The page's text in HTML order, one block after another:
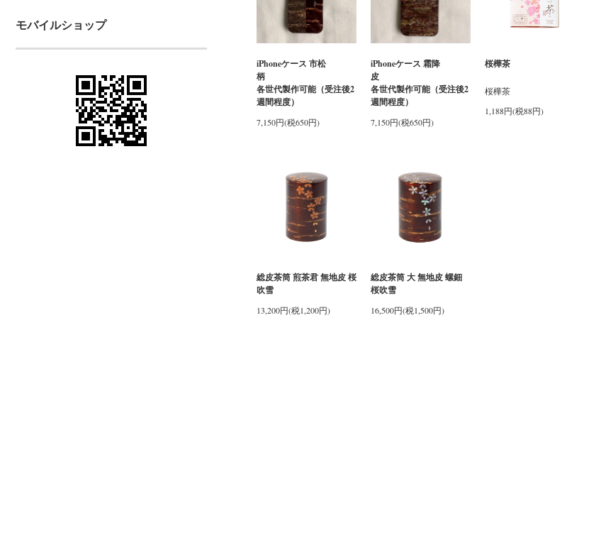
モバイルショップ
iPhoneケース 市松
柄
各世代製作可能（受注後2
週間程度）
7,150円(税650円)
iPhoneケース 霜降
皮
各世代製作可能（受注後2
週間程度）
7,150円(税650円)
桜樺茶
桜樺茶
1,188円(税88円)
総皮茶筒 煎茶君 無地皮 桜
吹雪
13,200円(税1,200円)
総皮茶筒 大 無地皮 螺鈿
桜吹雪
16,500円(税1,500円)